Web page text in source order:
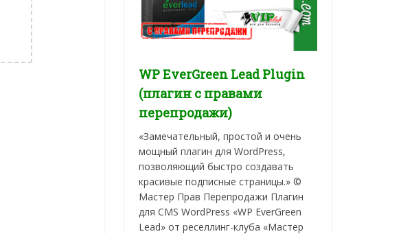
WP EverGreen Lead Plugin
(плагин с правами
перепродажи)
«Замечательный, простой и очень
мощный плагин для WordPress,
позволяющий быстро создавать
красивые подписные страницы.» ©
Мастер Прав Перепродажи Плагин
для CMS WordPress «WP EverGreen
Lead» от реселлинг-клуба «Мастер